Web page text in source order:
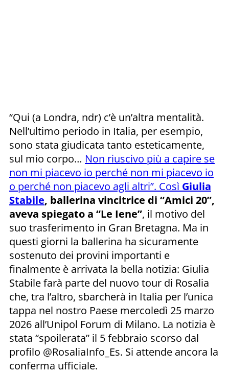
“Qui (a Londra, ndr) c’è un’altra mentalità.
Nell’ultimo periodo in Italia, per esempio,
sono stata giudicata tanto esteticamente,
sul mio corpo… Non riuscivo più a capire se
non mi piacevo io perché non mi piacevo io
o perché non piacevo agli altri”. Così Giulia
Stabile, ballerina vincitrice di “Amici 20”,
aveva spiegato a “Le Iene”, il motivo del
suo trasferimento in Gran Bretagna. Ma in
questi giorni la ballerina ha sicuramente
sostenuto dei provini importanti e
finalmente è arrivata la bella notizia: Giulia
Stabile farà parte del nuovo tour di Rosalia
che, tra l’altro, sbarcherà in Italia per l’unica
tappa nel nostro Paese mercoledì 25 marzo
2026 all’Unipol Forum di Milano. La notizia è
stata “spoilerata” il 5 febbraio scorso dal
profilo @RosaliaInfo_Es. Si attende ancora la
conferma ufficiale.